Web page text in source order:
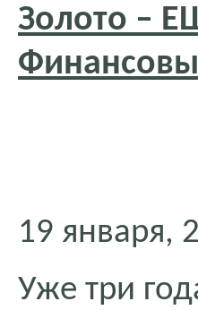
Золото –
19 января,
Уже три